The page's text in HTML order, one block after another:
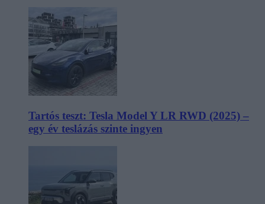
Tartós teszt: Tesla Model Y LR RWD (2025) –
egy év teslázás szinte ingyen